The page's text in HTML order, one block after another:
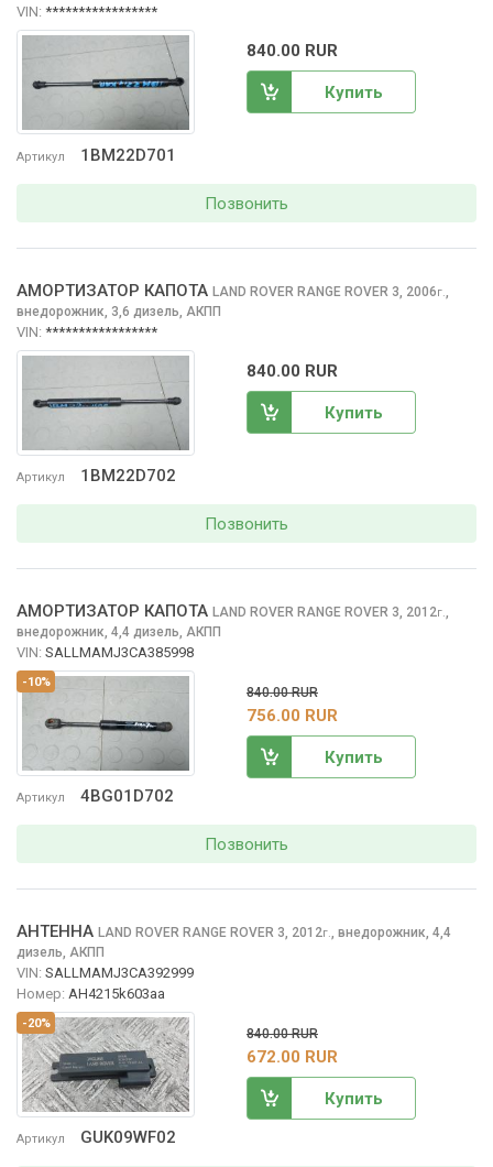
Артикул 1BM22D701
VIN: *****************
840.00 RUR
Купить
Позвонить
Артикул 1BM22D702
АМОРТИЗАТОР КАПОТА LAND ROVER RANGE ROVER 3, 2006г.
внедорожник, 3,6 дизель, АКПП
VIN: *****************
840.00 RUR
Купить
Позвонить
-10%
Артикул 4BG01D702
АМОРТИЗАТОР КАПОТА LAND ROVER RANGE ROVER 3, 2012г.
внедорожник, 4,4 дизель, АКПП
VIN: SALLMAMJ3CA385998
840.00 RUR
756.00 RUR
Купить
Позвонить
-20%
Артикул GUK09WF02
АНТЕННА LAND ROVER RANGE ROVER 3, 2012г., внедорожник, 4,4
дизель, АКПП
VIN: SALLMAMJ3CA392999
Номер: AH4215k603aa
840.00 RUR
672.00 RUR
Купить